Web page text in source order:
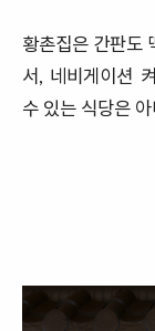
황촌집은 간판도
서, 네비게이션
수 있는 식당은